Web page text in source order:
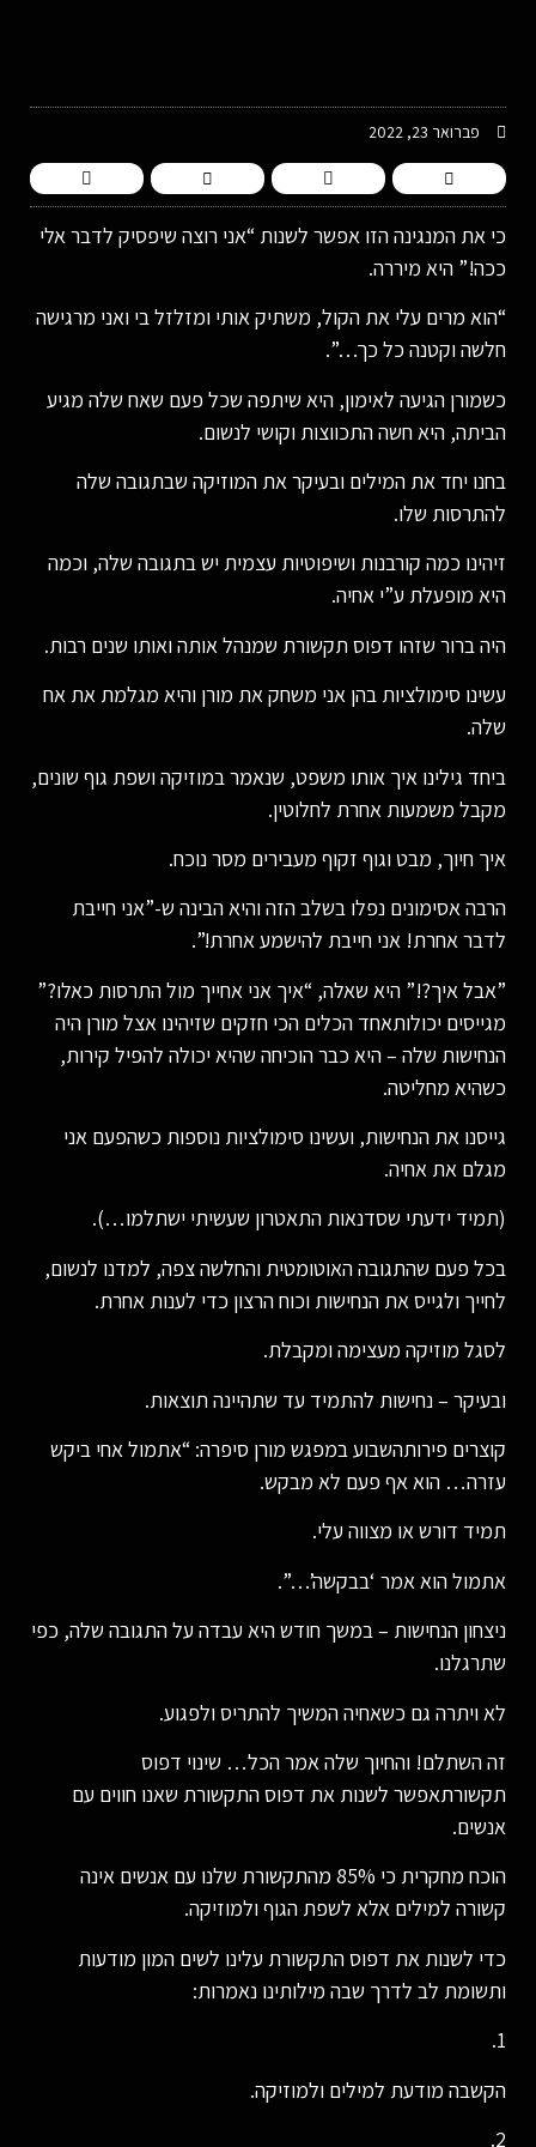
פברואר 23, 2022
כי את המנגינה הזו אפשר לשנות “אני רוצה שיפסיק לדבר אלי
ככה!” היא מיררה.
“הוא מרים עלי את הקול, משתיק אותי ומזלזל בי ואני מרגישה
חלשה וקטנה כל כך…”.
כשמורן הגיעה לאימון, היא שיתפה שכל פעם שאח שלה מגיע
הביתה, היא חשה התכווצות וקושי לנשום.
בחנו יחד את המילים ובעיקר את המוזיקה שבתגובה שלה
להתרסות שלו.
זיהינו כמה קורבנות ושיפוטיות עצמית יש בתגובה שלה, וכמה
היא מופעלת ע”י אחיה.
היה ברור שזהו דפוס תקשורת שמנהל אותה ואותו שנים רבות.
עשינו סימולציות בהן אני משחק את מורן והיא מגלמת את אח
שלה.
ביחד גילינו איך אותו משפט, שנאמר במוזיקה ושפת גוף שונים,
מקבל משמעות אחרת לחלוטין.
איך חיוך, מבט וגוף זקוף מעבירים מסר נוכח.
הרבה אסימונים נפלו בשלב הזה והיא הבינה ש-”אני חייבת
לדבר אחרת! אני חייבת להישמע אחרת!”.
”אבל איך?!” היא שאלה, “איך אני אחייך מול התרסות כאלו?”
מגייסים יכולותאחד הכלים הכי חזקים שזיהינו אצל מורן היה
הנחישות שלה – היא כבר הוכיחה שהיא יכולה להפיל קירות,
כשהיא מחליטה.
גייסנו את הנחישות, ועשינו סימולציות נוספות כשהפעם אני
מגלם את אחיה.
(תמיד ידעתי שסדנאות התאטרון שעשיתי ישתלמו…).
בכל פעם שהתגובה האוטומטית והחלשה צפה, למדנו לנשום,
לחייך ולגייס את הנחישות וכוח הרצון כדי לענות אחרת.
לסגל מוזיקה מעצימה ומקבלת.
ובעיקר – נחישות להתמיד עד שתהיינה תוצאות.
קוצרים פירותהשבוע במפגש מורן סיפרה: “אתמול אחי ביקש
עזרה… הוא אף פעם לא מבקש.
תמיד דורש או מצווה עלי.
אתמול הוא אמר ‘בבקשה’…”.
ניצחון הנחישות – במשך חודש היא עבדה על התגובה שלה, כפי
שתרגלנו.
לא ויתרה גם כשאחיה המשיך להתריס ולפגוע.
זה השתלם! והחיוך שלה אמר הכל… שינוי דפוס
תקשורתאפשר לשנות את דפוס התקשורת שאנו חווים עם
אנשים.
הוכח מחקרית כי 85% מהתקשורת שלנו עם אנשים אינה
קשורה למילים אלא לשפת הגוף ולמוזיקה.
כדי לשנות את דפוס התקשורת עלינו לשים המון מודעות
ותשומת לב לדרך שבה מילותינו נאמרות:
1.
הקשבה מודעת למילים ולמוזיקה.
2.